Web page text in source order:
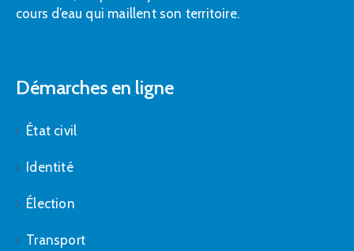
cours d’eau qui maillent son territoire.
Démarches en ligne
État civil
Identité
Élection
Transport